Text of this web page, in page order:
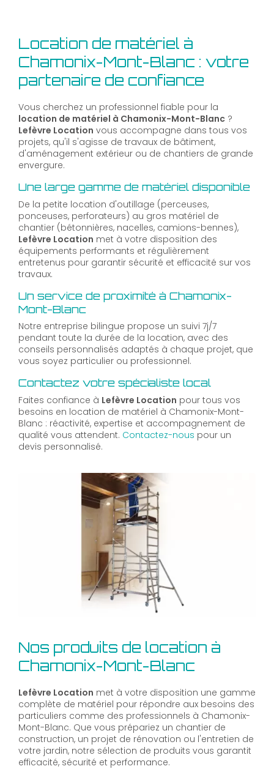
Location de matériel à
Chamonix-Mont-Blanc : votre
partenaire de confiance
Vous cherchez un professionnel fiable pour la
location de matériel à Chamonix-Mont-Blanc ?
Lefèvre Location vous accompagne dans tous vos
projets, qu'il s'agisse de travaux de bâtiment,
d'aménagement extérieur ou de chantiers de grande
envergure.
Une large gamme de matériel disponible
De la petite location d'outillage (perceuses,
ponceuses, perforateurs) au gros matériel de
chantier (bétonnières, nacelles, camions-bennes),
Lefèvre Location met à votre disposition des
équipements performants et régulièrement
entretenus pour garantir sécurité et efficacité sur vos
travaux.
Un service de proximité à Chamonix-
Mont-Blanc
Notre entreprise bilingue propose un suivi 7j/7
pendant toute la durée de la location, avec des
conseils personnalisés adaptés à chaque projet, que
vous soyez particulier ou professionnel.
Contactez votre spécialiste local
Faites confiance à Lefèvre Location pour tous vos
besoins en location de matériel à Chamonix-Mont-
Blanc : réactivité, expertise et accompagnement de
qualité vous attendent. Contactez-nous pour un
devis personnalisé.
Nos produits de location à
Chamonix-Mont-Blanc
Lefèvre Location met à votre disposition une gamme
complète de matériel pour répondre aux besoins des
particuliers comme des professionnels à Chamonix-
Mont-Blanc. Que vous prépariez un chantier de
construction, un projet de rénovation ou l'entretien de
votre jardin, notre sélection de produits vous garantit
efficacité, sécurité et performance.